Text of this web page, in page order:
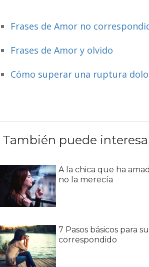
Frases de Amor no
Frases de Amor y olvido
Cómo superar una ruptura
También puede
A la chica que ha
no la merecía
7 Pasos básicos para
correspondido